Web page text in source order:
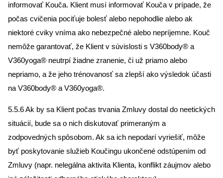
informovať Kouča. Klient musí informovať Kouča v prípade, že
počas cvičenia pociťuje bolesť alebo nepohodlie alebo ak
niektoré cviky vníma ako nebezpečné alebo nepríjemne. Kouč
nemôže garantovať, že Klient v súvislosti s V360body® a
V360yoga® neutrpí žiadne zranenie, či už priamo alebo
nepriamo, a že jeho trénovanosť sa zlepší ako výsledok účasti
na V360body® a V360yoga®.
5.5.6 Ak by sa Klient počas trvania Zmluvy dostal do neetických
situácií, bude sa o nich diskutovať primeraným a
zodpovedných spôsobom. Ak sa ich nepodarí vyriešiť, môže
byť poskytovanie služieb Koučingu ukončené odstúpením od
Zmluvy (napr. nelegálna aktivita Klienta, konflikt záujmov alebo